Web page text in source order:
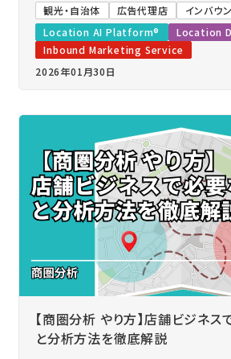
観光・自治体 広告代理店
インバウ
Location AI Platform®
Location
Inbound Marketing Service
2026年01月30日
【商圏分析 やり方】店舗ビジネス
と分析方法を徹底解説